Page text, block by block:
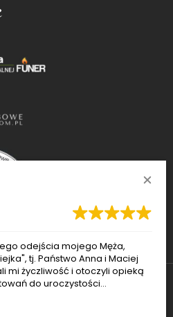
odejścia mojego Męża,
tj. Państwo Anna i Maciej
mi życzliwość i otoczyli opieką
do uroczystości
pogrzebu. Pani Ania